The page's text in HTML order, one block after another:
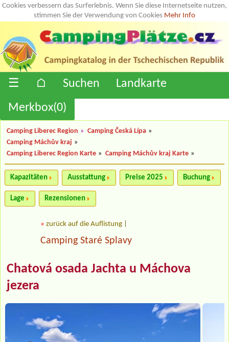
Cookies verbessern das Surferlebnis. Wenn Sie diese Internetseite nutzen,
stimmen Sie der Verwendung von Cookies Mehr Info
☰ ⌂ Suchen
Landkarte
Merkbox(0)
Camping Liberec Region » Camping Česká Lípa »
Camping Máchův kraj »
Camping Liberec Region Karte » Camping Máchův kraj Karte »
Kapazitäten Ausstattung Preise 2025 Buchung
Lage Rezensionen
« zurück auf die Auflistung
Camping Staré Splavy
Chatová osada Jachta u Máchova
jezera